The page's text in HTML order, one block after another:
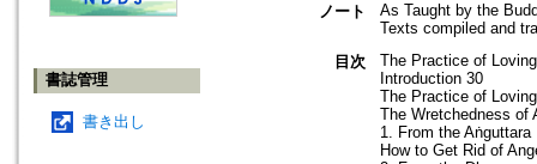
書誌管理
書き出し
ノート
As Taught by the
Texts compiled and
目次
The Practice of
Introduction 30
The Practice of
The Wretchedness of
1. From the
How to Get Rid of